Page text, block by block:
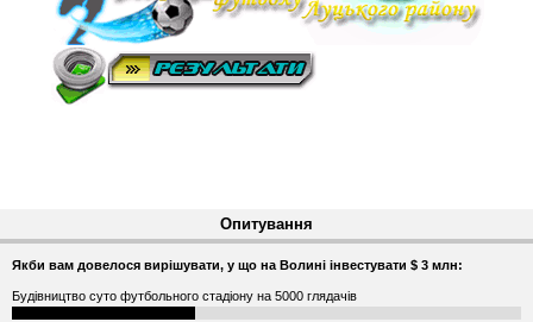
Опитування
Якби вам довелося вирішувати, у що на Волині інвестувати $ 3 млн:
Будівництво суто футбольного стадіону на 5000 глядачів